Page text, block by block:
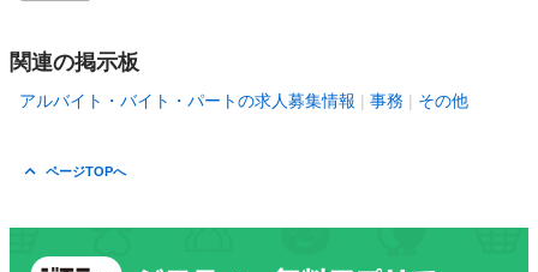
関連の掲示板
アルバイト・バイト・パートの求人募集情報 事務 その他
ページTOPへ